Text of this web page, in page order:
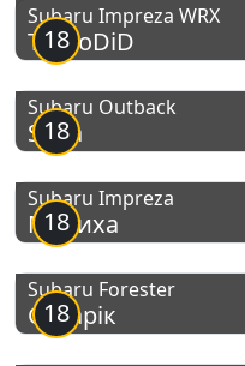
18
Subaru Impreza WRX
TurboDiD
18
Subaru Outback
Suba
18
Subaru Impreza
Малиха
18
Subaru Forester
Субарік